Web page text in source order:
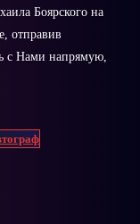
Боярского на
отправив
с Нами напрямую,